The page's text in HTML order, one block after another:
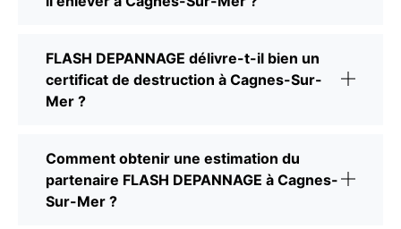
FLASH DEPANNAGE délivre-t-il bien un
certificat de destruction à Cagnes-Sur-
Mer ?
Comment obtenir une estimation du
partenaire FLASH DEPANNAGE à Cagnes-
Sur-Mer ?